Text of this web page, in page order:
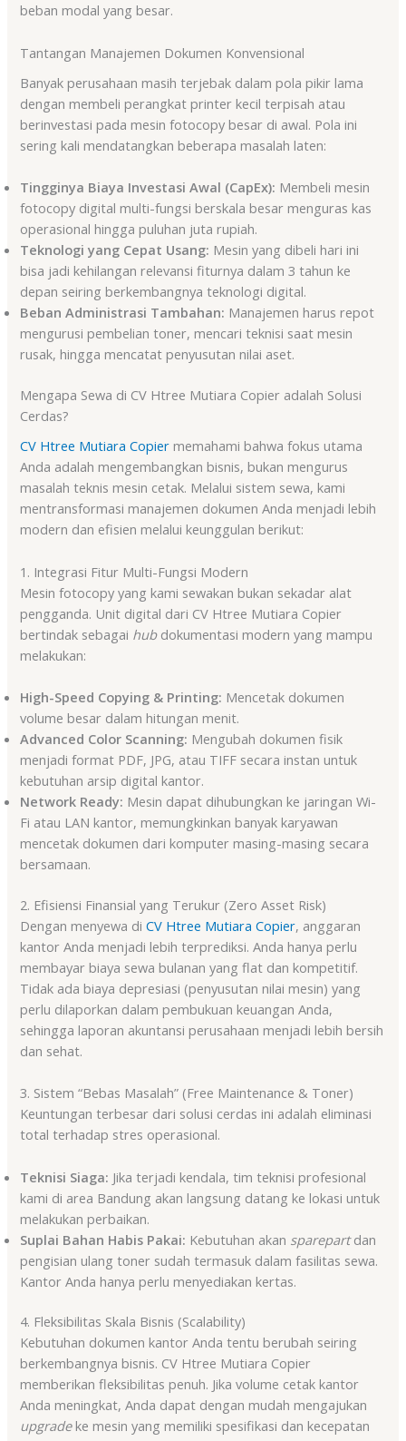
beban modal yang besar.
Tantangan Manajemen Dokumen Konvensional
Banyak perusahaan masih terjebak dalam pola pikir lama
dengan membeli perangkat printer kecil terpisah atau
berinvestasi pada mesin fotocopy besar di awal. Pola ini
sering kali mendatangkan beberapa masalah laten:
Tingginya Biaya Investasi Awal (CapEx): Membeli mesin
fotocopy digital multi-fungsi berskala besar menguras kas
operasional hingga puluhan juta rupiah.
Teknologi yang Cepat Usang: Mesin yang dibeli hari ini
bisa jadi kehilangan relevansi fiturnya dalam 3 tahun ke
depan seiring berkembangnya teknologi digital.
Beban Administrasi Tambahan: Manajemen harus repot
mengurusi pembelian toner, mencari teknisi saat mesin
rusak, hingga mencatat penyusutan nilai aset.
Mengapa Sewa di CV Htree Mutiara Copier adalah Solusi
Cerdas?
CV Htree Mutiara Copiermemahami bahwa fokus utama
Anda adalah mengembangkan bisnis, bukan mengurus
masalah teknis mesin cetak. Melalui sistem sewa, kami
mentransformasi manajemen dokumen Anda menjadi lebih
modern dan efisien melalui keunggulan berikut:
1. Integrasi Fitur Multi-Fungsi Modern
Mesin fotocopy yang kami sewakan bukan sekadar alat
pengganda. Unit digital dari CV Htree Mutiara Copier
bertindak sebagai hubdokumentasi modern yang mampu
melakukan:
High-Speed Copying & Printing: Mencetak dokumen
volume besar dalam hitungan menit.
Advanced Color Scanning: Mengubah dokumen fisik
menjadi format PDF, JPG, atau TIFF secara instan untuk
kebutuhan arsip digital kantor.
Network Ready: Mesin dapat dihubungkan ke jaringan Wi-
Fi atau LAN kantor, memungkinkan banyak karyawan
mencetak dokumen dari komputer masing-masing secara
bersamaan.
2. Efisiensi Finansial yang Terukur (Zero Asset Risk)
Dengan menyewa di CV Htree Mutiara Copier, anggaran
kantor Anda menjadi lebih terprediksi. Anda hanya perlu
membayar biaya sewa bulanan yang flat dan kompetitif.
Tidak ada biaya depresiasi (penyusutan nilai mesin) yang
perlu dilaporkan dalam pembukuan keuangan Anda,
sehingga laporan akuntansi perusahaan menjadi lebih bersih
dan sehat.
3. Sistem “Bebas Masalah” (Free Maintenance & Toner)
Keuntungan terbesar dari solusi cerdas ini adalah eliminasi
total terhadap stres operasional.
Teknisi Siaga: Jika terjadi kendala, tim teknisi profesional
kami di area Bandung akan langsung datang ke lokasi untuk
melakukan perbaikan.
Suplai Bahan Habis Pakai: Kebutuhan akan sparepartdan
pengisian ulang toner sudah termasuk dalam fasilitas sewa.
Kantor Anda hanya perlu menyediakan kertas.
4. Fleksibilitas Skala Bisnis (Scalability)
Kebutuhan dokumen kantor Anda tentu berubah seiring
berkembangnya bisnis. CV Htree Mutiara Copier
memberikan fleksibilitas penuh. Jika volume cetak kantor
Anda meningkat, Anda dapat dengan mudah mengajukan
upgradeke mesin yang memiliki spesifikasi dan kecepatan